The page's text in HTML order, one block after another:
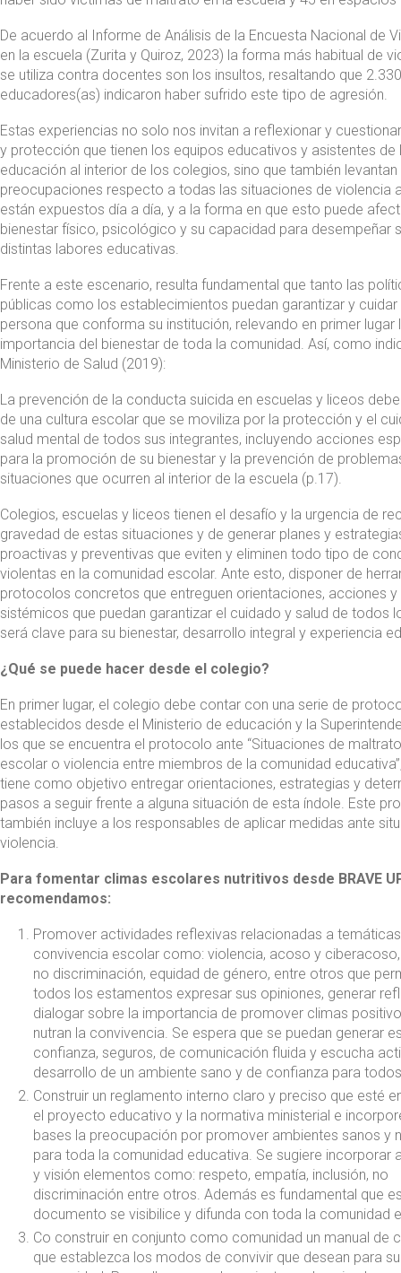
De acuerdo al Informe de Análisis de la Encuesta Nacional de
en la escuela (Zurita y Quiroz, 2023) la forma más habitual de
se utiliza contra docentes son los insultos, resaltando que 2.330
educadores(as) indicaron haber sufrido este tipo de agresión.
Estas experiencias no solo nos invitan a reflexionar y
y protección que tienen los equipos educativos y asistentes de
educación al interior de los colegios, sino que también levantan
preocupaciones respecto a todas las situaciones de violencia
están expuestos día a día, y a la forma en que esto puede
bienestar físico, psicológico y su capacidad para desempeñar
distintas labores educativas.
Frente a este escenario, resulta fundamental que tanto las
públicas como los establecimientos puedan garantizar y
persona que conforma su institución, relevando en primer lugar
importancia del bienestar de toda la comunidad. Así, como
Ministerio de Salud (2019):
La prevención de la conducta suicida en escuelas y liceos
de una cultura escolar que se moviliza por la protección y el
salud mental de todos sus integrantes, incluyendo acciones
para la promoción de su bienestar y la prevención de
situaciones que ocurren al interior de la escuela (p.17).
Colegios, escuelas y liceos tienen el desafío y la urgencia de
gravedad de estas situaciones y de generar planes y
proactivas y preventivas que eviten y eliminen todo tipo de
violentas en la comunidad escolar. Ante esto, disponer de
protocolos concretos que entreguen orientaciones, acciones y
sistémicos que puedan garantizar el cuidado y salud de todos
será clave para su bienestar, desarrollo integral y experiencia
¿Qué se puede hacer desde el colegio?
En primer lugar, el colegio debe contar con una serie de
establecidos desde el Ministerio de educación y la
los que se encuentra el protocolo ante “Situaciones de
escolar o violencia entre miembros de la comunidad
tiene como objetivo entregar orientaciones, estrategias y
pasos a seguir frente a alguna situación de esta índole. Este
también incluye a los responsables de aplicar medidas ante
violencia.
Para fomentar climas escolares nutritivos desde BRAVE
recomendamos:
Promover actividades reflexivas relacionadas a
convivencia escolar como: violencia, acoso y ciberacoso,
no discriminación, equidad de género, entre otros que
todos los estamentos expresar sus opiniones, generar
dialogar sobre la importancia de promover climas
nutran la convivencia. Se espera que se puedan generar
confianza, seguros, de comunicación fluida y escucha
desarrollo de un ambiente sano y de confianza para
Construir un reglamento interno claro y preciso que esté
el proyecto educativo y la normativa ministerial e
bases la preocupación por promover ambientes sanos y
para toda la comunidad educativa. Se sugiere incorporar
y visión elementos como: respeto, empatía, inclusión, no
discriminación entre otros. Además es fundamental que
documento se visibilice y difunda con toda la comunidad
Co construir en conjunto como comunidad un manual de
que establezca los modos de convivir que desean para su